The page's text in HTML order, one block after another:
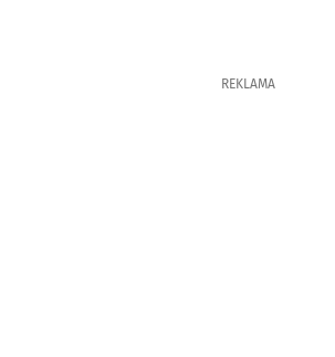
REKLAMA